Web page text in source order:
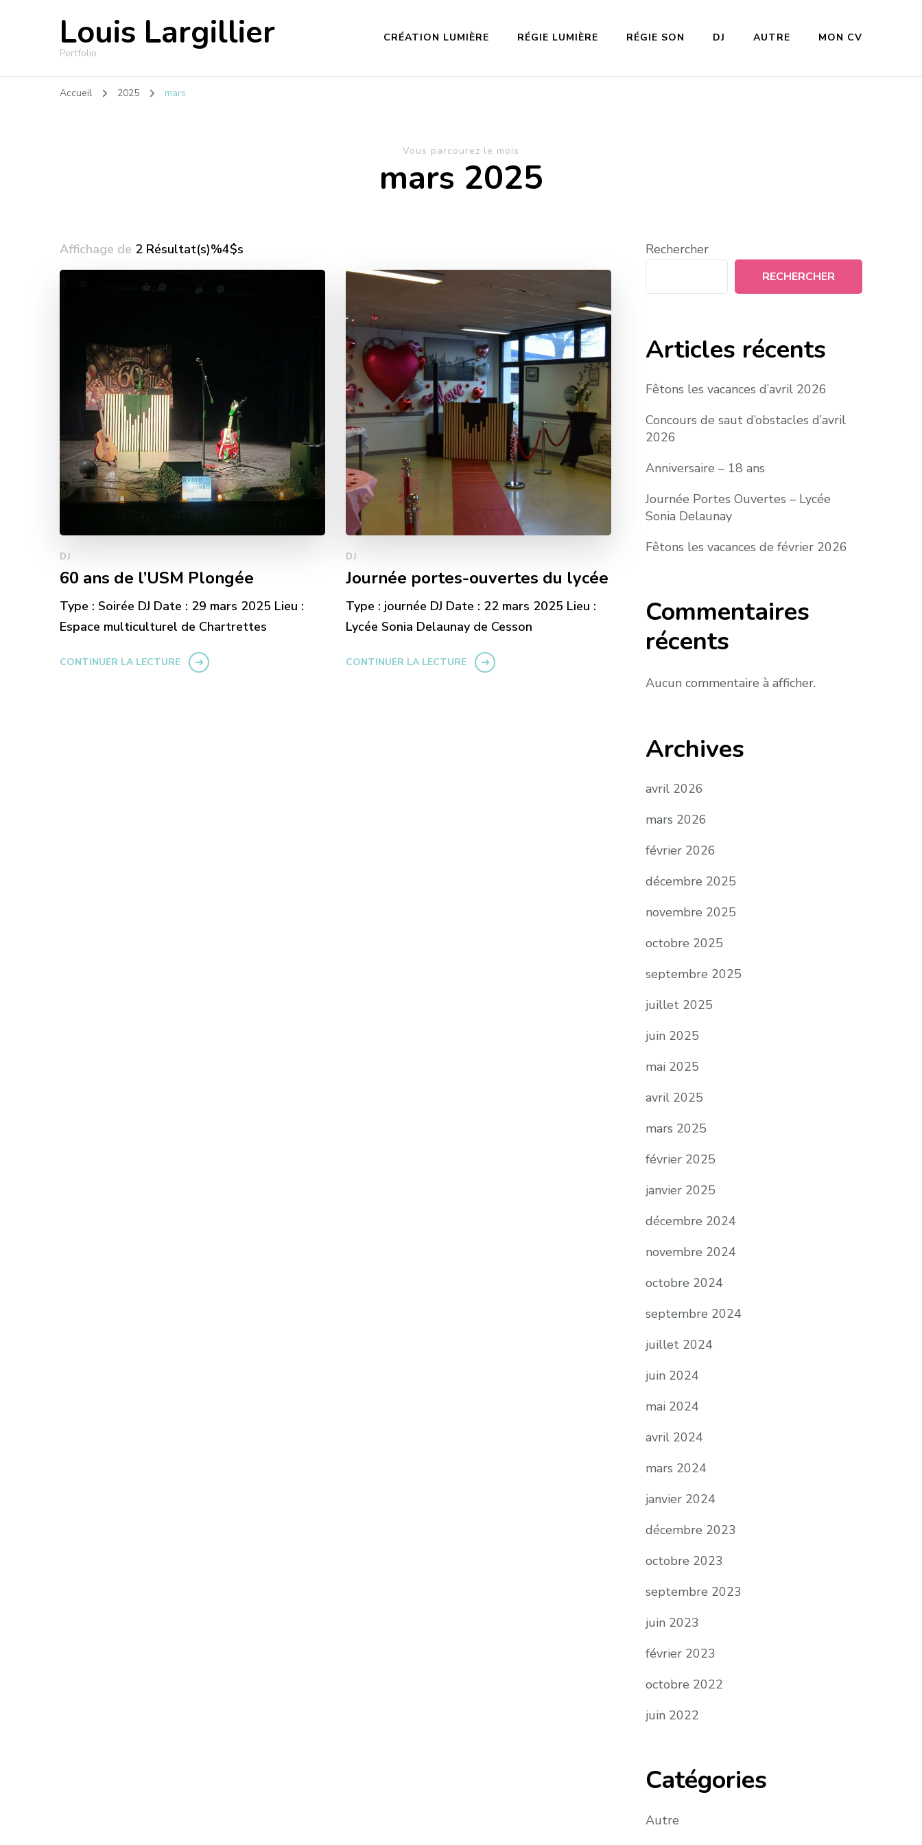
Louis Largillier
Portfolio
CRÉATION LUMIÈRE RÉGIE LUMIÈRE RÉGIE SON DJ AUTRE MON CV
Accueil 2025 mars
Vous parcourez le mois
mars 2025
Affichage de 2 Résultat(s)%4$s
DJ
60 ans de l’USM Plongée
Type : Soirée DJ Date : 29 mars 2025 Lieu :
Espace multiculturel de Chartrettes
CONTINUER LA LECTURE
DJ
Journée portes-ouvertes du lycée
Type : journée DJ Date : 22 mars 2025 Lieu :
Lycée Sonia Delaunay de Cesson
CONTINUER LA LECTURE
Rechercher
RECHERCHER
Articles récents
Fêtons les vacances d’avril 2026
Concours de saut d’obstacles d’avril
2026
Anniversaire – 18 ans
Journée Portes Ouvertes – Lycée
Sonia Delaunay
Fêtons les vacances de février 2026
Commentaires
récents
Aucun commentaire à afficher.
Archives
avril 2026
mars 2026
février 2026
décembre 2025
novembre 2025
octobre 2025
septembre 2025
juillet 2025
juin 2025
mai 2025
avril 2025
mars 2025
février 2025
janvier 2025
décembre 2024
novembre 2024
octobre 2024
septembre 2024
juillet 2024
juin 2024
mai 2024
avril 2024
mars 2024
janvier 2024
décembre 2023
octobre 2023
septembre 2023
juin 2023
février 2023
octobre 2022
juin 2022
Catégories
Autre